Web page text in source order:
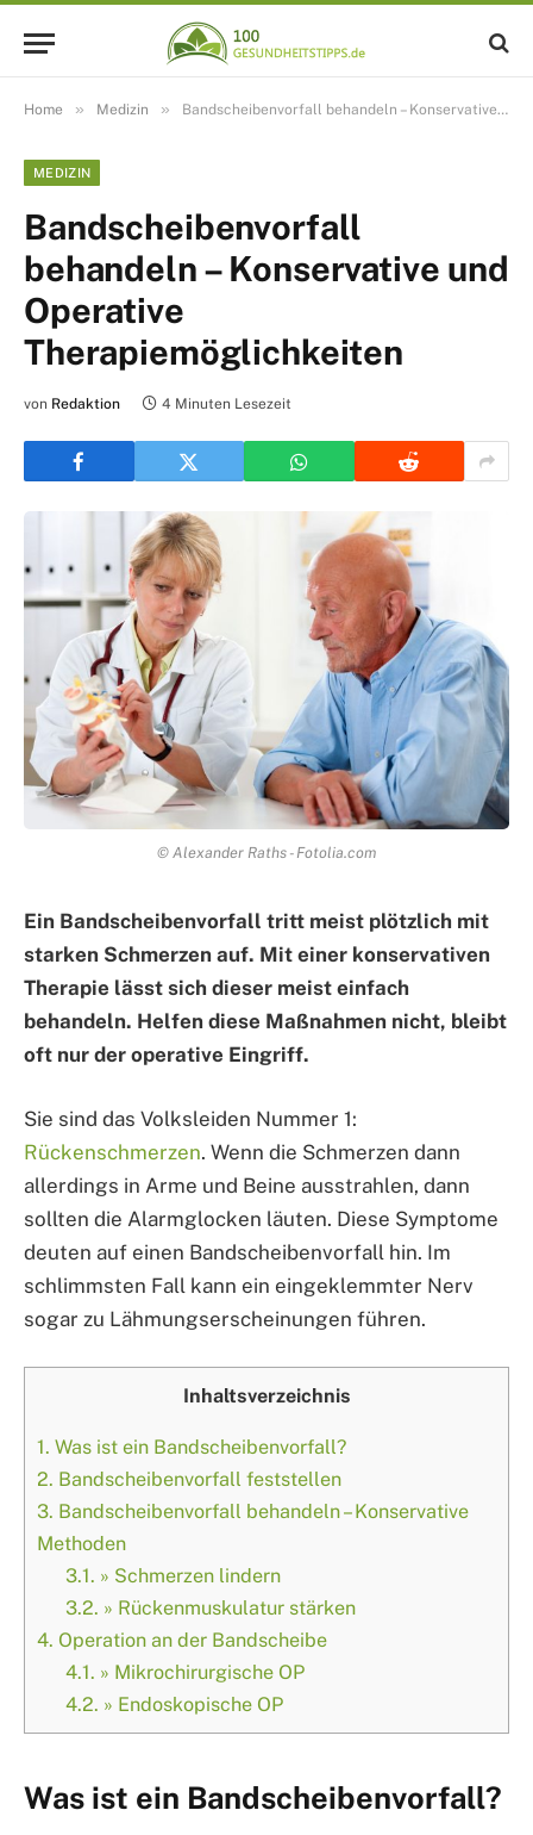
Home » Medizin » Bandscheibenvorfall behandeln – Konservative und Operative Therapiemöglichkeiten
MEDIZIN
Bandscheibenvorfall
behandeln – Konservative und
Operative
Therapiemöglichkeiten
von Redaktion 4 Minuten Lesezeit
© Alexander Raths - Fotolia.com
Ein Bandscheibenvorfall tritt meist plötzlich mit
starken Schmerzen auf. Mit einer konservativen
Therapie lässt sich dieser meist einfach
behandeln. Helfen diese Maßnahmen nicht, bleibt
oft nur der operative Eingriff.
Sie sind das Volksleiden Nummer 1:
Rückenschmerzen. Wenn die Schmerzen dann
allerdings in Arme und Beine ausstrahlen, dann
sollten die Alarmglocken läuten. Diese Symptome
deuten auf einen Bandscheibenvorfall hin. Im
schlimmsten Fall kann ein eingeklemmter Nerv
sogar zu Lähmungserscheinungen führen.
Inhaltsverzeichnis
1. Was ist ein Bandscheibenvorfall?
2. Bandscheibenvorfall feststellen
3. Bandscheibenvorfall behandeln – Konservative
Methoden
3.1. » Schmerzen lindern
3.2. » Rückenmuskulatur stärken
4. Operation an der Bandscheibe
4.1. » Mikrochirurgische OP
4.2. » Endoskopische OP
Was ist ein Bandscheibenvorfall?